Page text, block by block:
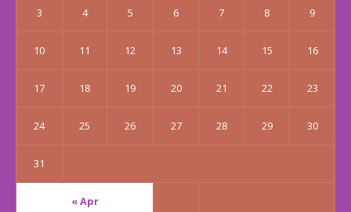
« Apr
3 4 5 6 7 8 9
10 11 12 13 14 15 16
17 18 19 20 21 22 23
24 25 26 27 28 29 30
31